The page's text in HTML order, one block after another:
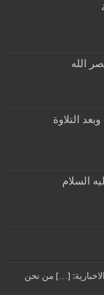
الله
التلاوة
السلام
الاخبارية: […] من نحن